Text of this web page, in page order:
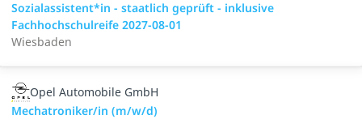
Sozialassistent*in - staatlich geprüft - inklusive
Fachhochschulreife 2027-08-01
Wiesbaden
Opel Automobile GmbH
Mechatroniker/in (m/w/d)